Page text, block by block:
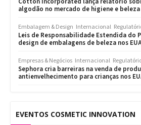
algodão no mercado de higiene e beleza
Embalagem & Design Internacional
Leis de Responsabilidade Estendida do
design de embalagens de beleza nos
Empresas & Negócios Internacional
Sephora cria barreiras na venda de
antienvelhecimento para crianças nos
EVENTOS COSMETIC INNOVATION